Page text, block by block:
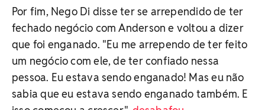
Por fim, Nego Di disse ter se arrependido de ter
fechado negócio com Anderson e voltou a dizer
que foi enganado. "Eu me arrependo de ter feito
um negócio com ele, de ter confiado nessa
pessoa. Eu estava sendo enganado! Mas eu não
sabia que eu estava sendo enganado também. E